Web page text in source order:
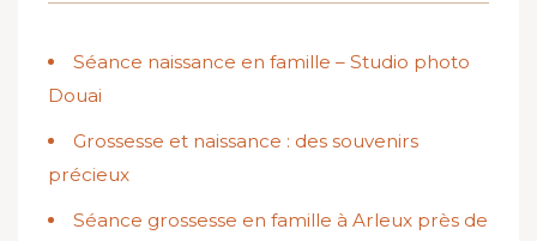
Séance naissance en famille – Studio photo
Douai
Grossesse et naissance : des souvenirs
précieux
Séance grossesse en famille à Arleux près de